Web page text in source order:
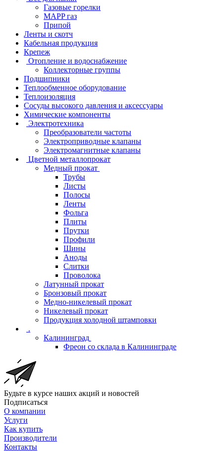
Газовые горелки
MAPP газ
Припой
Ленты и скотч
Кабельная продукция
Крепеж
Отопление и водоснабжение
Коллекторные группы
Подшипники
Теплообменное оборудование
Теплоизоляция
Сосуды высокого давления и аксессуары
Химические компоненты
Электротехника
Преобразователи частоты
Электроприводные клапаны
Электромагнитные клапаны
Цветной металлопрокат
Медный прокат
Трубы
Листы
Полосы
Ленты
Фольга
Плиты
Прутки
Профили
Шины
Аноды
Слитки
Проволока
Латунный прокат
Бронзовый прокат
Медно-никелевый прокат
Никелевый прокат
Продукция холодной штамповки
.
Калининград
Фреон со склада в Калининграде
Будьте в курсе наших акций и новостей
Подписаться
О компании
Услуги
Как купить
Производители
Контакты